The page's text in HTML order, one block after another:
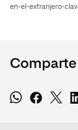
en-el-extranjero-